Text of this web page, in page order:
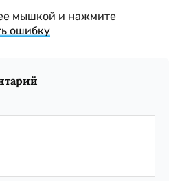
мышкой и нажмите
ошибку